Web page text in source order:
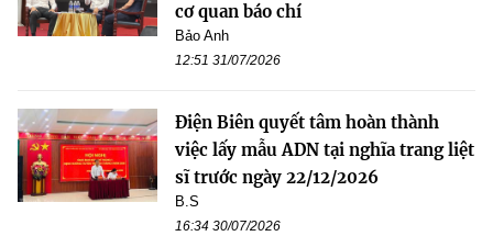
cơ quan báo chí
Bảo Anh
12:51 31/07/2026
Điện Biên quyết tâm hoàn thành
việc lấy mẫu ADN tại nghĩa trang liệt
sĩ trước ngày 22/12/2026
B.S
16:34 30/07/2026